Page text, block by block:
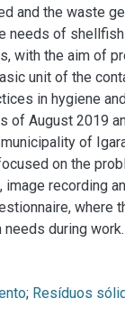
and the waste
needs of
with the aim of
unit of the
in hygiene
of August 2019
of
on the
recording
where
during work.
; Resíduos